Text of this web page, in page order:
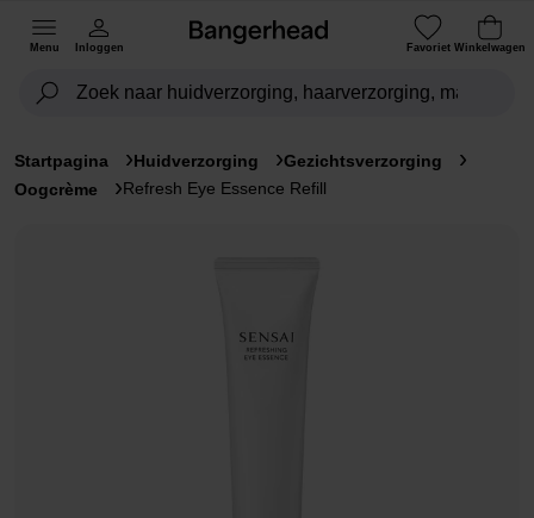
Menu Inloggen Favoriet Winkelwagen
Startpagina Huidverzorging
Gezichtsverzorging
Oogcrème
Refresh Eye Essence Refill